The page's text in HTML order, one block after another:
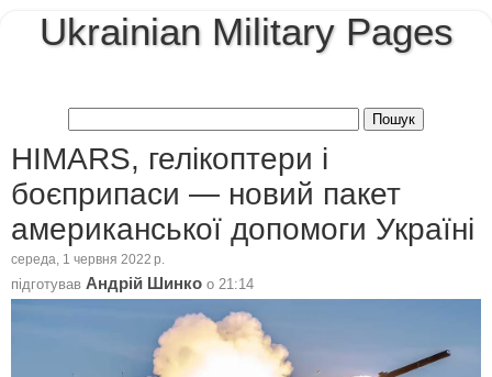
Ukrainian Military Pages
HIMARS, гелікоптери і
боєприпаси — новий пакет
американської допомоги Україні
середа, 1 червня 2022 р.
підготував Андрій Шинко о 21:14